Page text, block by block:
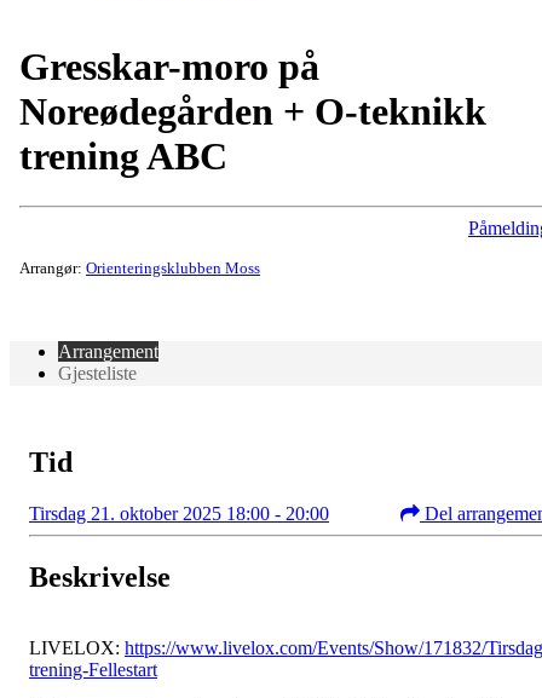
Gresskar-moro på
Noreødegården + O-teknikk
trening ABC
Arrangør: Orienteringsklubben Moss
Arrangement
Gjesteliste
Tid
Tirsdag 21. oktober 2025 18:00 - 20:00 Del
Beskrivelse
LIVELOX: https://www.livelox.com/Events/Show/171832/
trening-Fellestart